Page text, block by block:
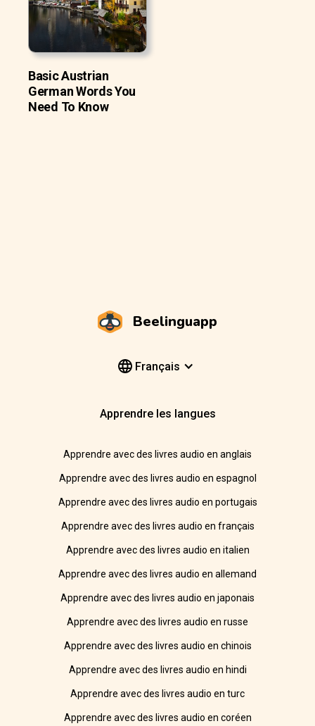
Basic Austrian
German Words You
Need To Know
Beelinguapp
Français
Apprendre les langues
Apprendre avec des livres audio en anglais
Apprendre avec des livres audio en espagnol
Apprendre avec des livres audio en portugais
Apprendre avec des livres audio en français
Apprendre avec des livres audio en italien
Apprendre avec des livres audio en allemand
Apprendre avec des livres audio en japonais
Apprendre avec des livres audio en russe
Apprendre avec des livres audio en chinois
Apprendre avec des livres audio en hindi
Apprendre avec des livres audio en turc
Apprendre avec des livres audio en coréen